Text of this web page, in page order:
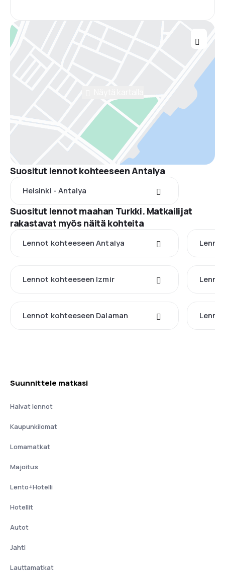
Suositut lennot kohteeseen Antalya
Helsinki - Antalya
Suositut lennot maahan Turkki. Matkailijat
rakastavat myös näitä kohteita
Lennot kohteeseen Antalya
Lennot kohteeseen Izmir
Lennot kohteeseen Dalaman
Suunnittele matkasi
Halvat lennot
Kaupunkilomat
Lomamatkat
Majoitus
Lento+Hotelli
Hotellit
Autot
Jahti
Lauttamatkat